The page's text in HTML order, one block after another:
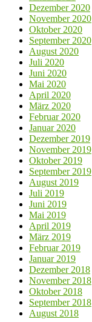
Dezember 2020
November 2020
Oktober 2020
September 2020
August 2020
Juli 2020
Juni 2020
Mai 2020
April 2020
März 2020
Februar 2020
Januar 2020
Dezember 2019
November 2019
Oktober 2019
September 2019
August 2019
Juli 2019
Juni 2019
Mai 2019
April 2019
März 2019
Februar 2019
Januar 2019
Dezember 2018
November 2018
Oktober 2018
September 2018
August 2018